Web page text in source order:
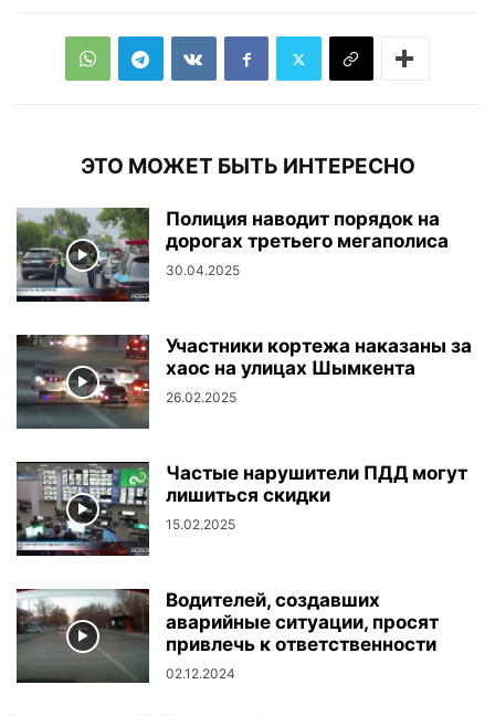
ЭТО МОЖЕТ БЫТЬ ИНТЕРЕСНО
Полиция наводит порядок на
дорогах третьего мегаполиса
30.04.2025
Участники кортежа наказаны за
хаос на улицах Шымкента
26.02.2025
Частые нарушители ПДД могут
лишиться скидки
15.02.2025
Водителей, создавших
аварийные ситуации, просят
привлечь к ответственности
02.12.2024